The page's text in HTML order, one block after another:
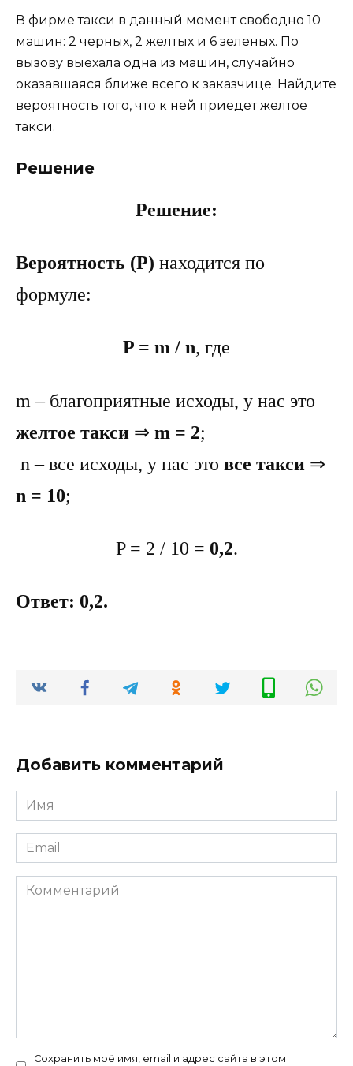
В фирме такси в данный момент свободно 10
машин: 2 черных, 2 желтых и 6 зеленых. По
вызову выехала одна из машин, случайно
оказавшаяся ближе всего к заказчице. Найдите
вероятность того, что к ней приедет желтое
такси.
Решение
Решение:
Вероятность (P) находится по
формуле:
P = m / n, где
m – благоприятные исходы, у нас это
желтое такси ⇒ m = 2;
n – все исходы, у нас это все такси ⇒
n = 10;
P = 2 / 10 = 0,2.
Ответ: 0,2.
Добавить комментарий
Имя
*
Email
*
Комментарий
Сохранить моё имя, email и адрес сайта в этом